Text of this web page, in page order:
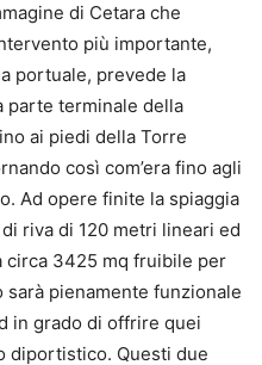
di Cetara che
più importante,
portuale, prevede la
parte terminale della
ai piedi della Torre
così com’era fino agli
Ad opere finite la spiaggia
riva di 120 metri lineari ed
circa 3425 mq fruibile per
pienamente funzionale
in grado di offrire quei
diportistico. Questi due